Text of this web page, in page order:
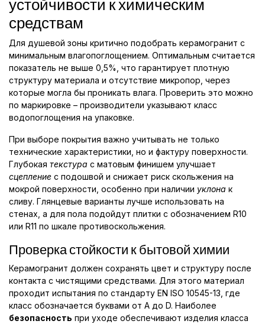
устойчивости к химическим
средствам
Для душевой зоны критично подобрать керамогранит с
минимальным влагопоглощением. Оптимальным считается
показатель не выше 0,5%, что гарантирует плотную
структуру материала и отсутствие микропор, через
которые могла бы проникать влага. Проверить это можно
по маркировке – производители указывают класс
водопоглощения на упаковке.
При выборе покрытия важно учитывать не только
технические характеристики, но и фактуру поверхности.
Глубокая текстура с матовым финишем улучшает
сцепление с подошвой и снижает риск скольжения на
мокрой поверхности, особенно при наличии уклона к
сливу. Глянцевые варианты лучше использовать на
стенах, а для пола подойдут плитки с обозначением R10
или R11 по шкале противоскольжения.
Проверка стойкости к бытовой химии
Керамогранит должен сохранять цвет и структуру после
контакта с чистящими средствами. Для этого материал
проходит испытания по стандарту EN ISO 10545-13, где
класс обозначается буквами от A до D. Наиболее
безопасность при уходе обеспечивают изделия класса